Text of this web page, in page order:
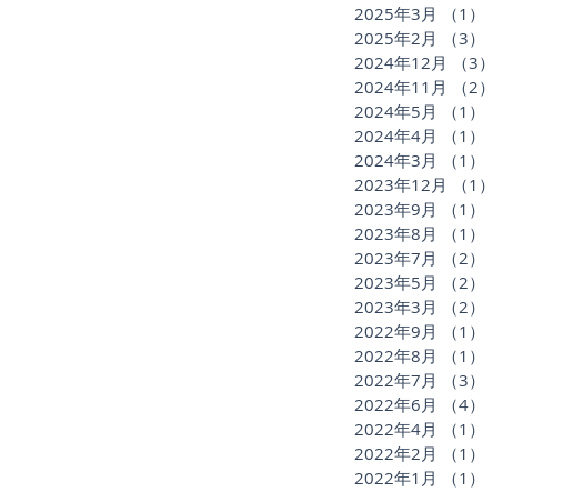
2025年3月 （1）
2025年2月
（3）
2024年12月
（3）
2024年11月
（2）
2024年5月
（1）
2024年4月
（1）
2024年3月
（1）
2023年12月
（1）
2023年9月
（1）
2023年8月
（1）
2023年7月
（2）
2023年5月
（2）
2023年3月
（2）
2022年9月
（1）
2022年8月
（1）
2022年7月
（3）
2022年6月
（4）
2022年4月
（1）
2022年2月
（1）
2022年1月
（1）